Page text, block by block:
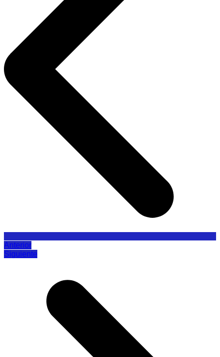
Anterior
Siguiente